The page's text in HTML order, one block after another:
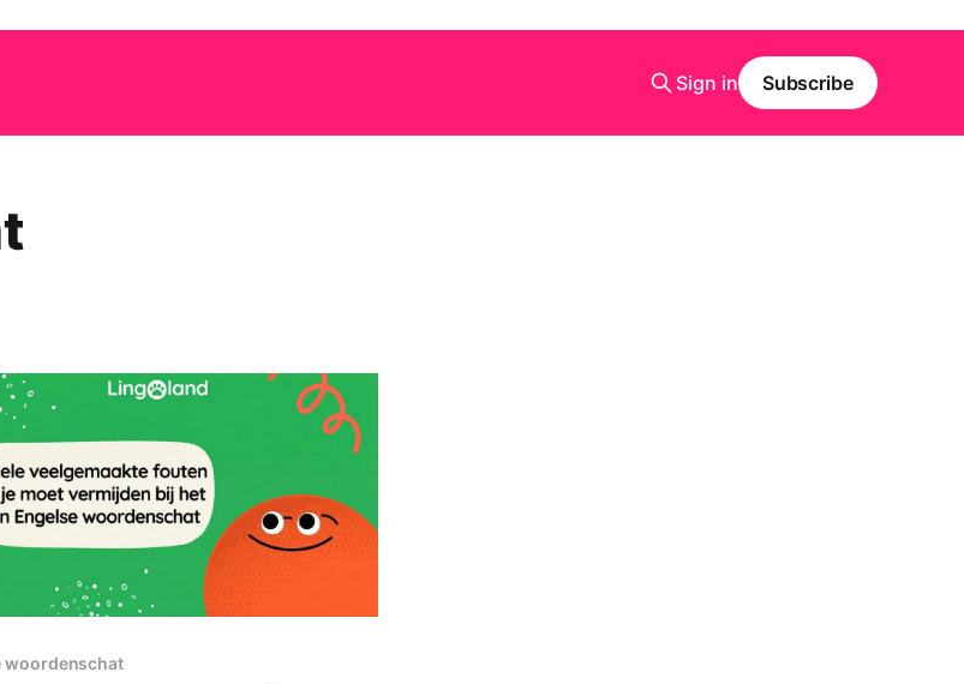
Sign in Subscribe
woordenschat